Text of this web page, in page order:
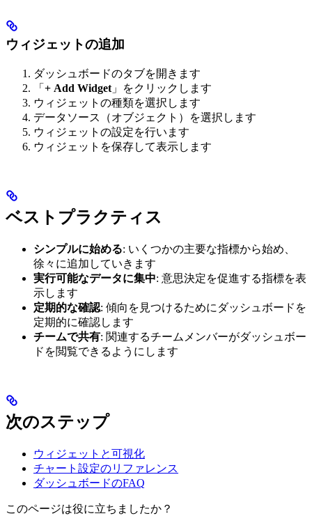
ウィジェットの追加
ダッシュボードのタブを開きます
「 + Add Widget 」をクリックします
ウィジェットの種類を選択します
データソース（オブジェクト）を選択します
ウィジェットの設定を行います
ウィジェットを保存して表示します
ベストプラクティス
シンプルに始める: いくつかの主要な指標から始め、
徐々に追加していきます
実行可能なデータに集中: 意思決定を促進する指標を表
示します
定期的な確認: 傾向を見つけるためにダッシュボードを
定期的に確認します
チームで共有: 関連するチームメンバーがダッシュボー
ドを閲覧できるようにします
次のステップ
ウィジェットと可視化
チャート設定のリファレンス
ダッシュボードのFAQ
このページは役に立ちましたか？